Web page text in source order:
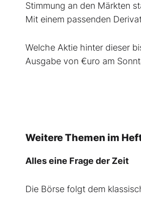
Stimmung an den Märkten
Mit einem passenden
Welche Aktie hinter dieser
Ausgabe von €uro am
Weitere Themen im
Alles eine Frage der Zeit
Die Börse folgt dem